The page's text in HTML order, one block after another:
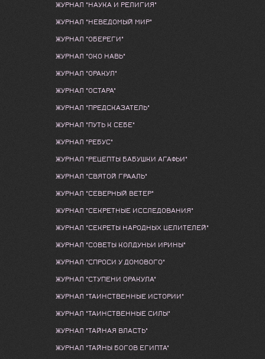
ЖУРНАЛ "НАУКА И РЕЛИГИЯ"
ЖУРНАЛ "НЕВЕДОМЫЙ МИР"
ЖУРНАЛ "ОБЕРЕГИ"
ЖУРНАЛ "ОКО НАВЬ"
ЖУРНАЛ "ОРАКУЛ"
ЖУРНАЛ "ОСТАРА"
ЖУРНАЛ "ПРЕДСКАЗАТЕЛЬ"
ЖУРНАЛ "ПУТЬ К СЕБЕ"
ЖУРНАЛ "РЕБУС"
ЖУРНАЛ "РЕЦЕПТЫ БАБУШКИ АГАФЬИ"
ЖУРНАЛ "СВЯТОЙ ГРААЛЬ"
ЖУРНАЛ "СЕВЕРНЫЙ ВЕТЕР"
ЖУРНАЛ "СЕКРЕТНЫЕ ИССЛЕДОВАНИЯ"
ЖУРНАЛ "СЕКРЕТЫ НАРОДНЫХ ЦЕЛИТЕЛЕЙ"
ЖУРНАЛ "СОВЕТЫ КОЛДУНЬИ ИРИНЫ"
ЖУРНАЛ "СПРОСИ У ДОМОВОГО"
ЖУРНАЛ "СТУПЕНИ ОРАКУЛА"
ЖУРНАЛ "ТАИНСТВЕННЫЕ ИСТОРИИ"
ЖУРНАЛ "ТАИНСТВЕННЫЕ СИЛЫ"
ЖУРНАЛ "ТАЙНАЯ ВЛАСТЬ"
ЖУРНАЛ "ТАЙНЫ БОГОВ ЕГИПТА"